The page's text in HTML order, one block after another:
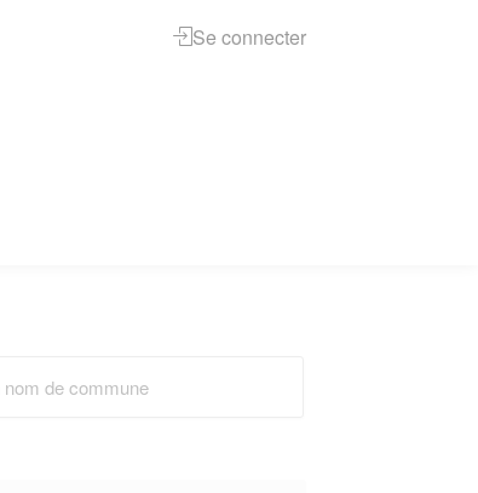
Se connecter